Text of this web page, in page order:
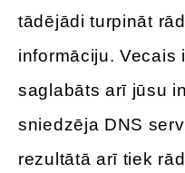
tādējādi turpināt
informāciju. Vecais
saglabāts arī jūsu
sniedzēja DNS
rezultātā arī tiek